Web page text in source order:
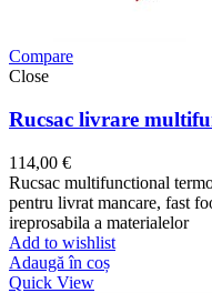
Compare
Close
Rucsac livrare
114,00 €
Rucsac multifunctional
pentru livrat mancare, fast
ireprosabila a materialelor
Add to wishlist
Adaugă în coș
Quick View